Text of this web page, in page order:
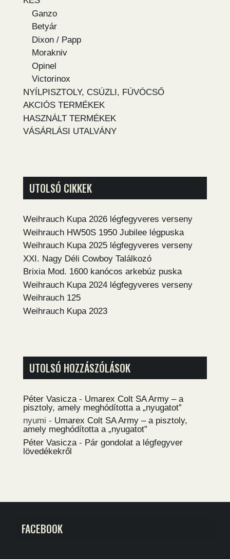
Ganzo
Betyár
Dixon / Papp
Morakniv
Opinel
Victorinox
NYÍLPISZTOLY, CSÚZLI, FÚVÓCSŐ
AKCIÓS TERMÉKEK
HASZNÁLT TERMÉKEK
VÁSÁRLÁSI UTALVÁNY
UTOLSÓ CIKKEK
Weihrauch Kupa 2026 légfegyveres verseny
Weihrauch HW50S 1950 Jubilee légpuska
Weihrauch Kupa 2025 légfegyveres verseny
XXI. Nagy Déli Cowboy Találkozó
Brixia Mod. 1600 kanócos arkebúz puska
Weihrauch Kupa 2024 légfegyveres verseny
Weihrauch 125
Weihrauch Kupa 2023
UTOLSÓ HOZZÁSZÓLÁSOK
Péter Vasicza - Umarex Colt SA Army – a
pisztoly, amely meghódította a „nyugatot”
nyumi - Umarex Colt SA Army – a pisztoly,
amely meghódította a „nyugatot”
Péter Vasicza - Pár gondolat a légfegyver
lövedékekről
FACEBOOK